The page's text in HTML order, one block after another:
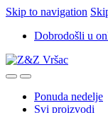
Skip to navigation
Dobrodošli u
Ponuda nedelje
Svi proizvodi